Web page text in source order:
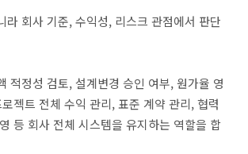
라 회사 기준, 수익성, 리스크 관점에서 판단
적정성 검토, 설계변경 승인 여부, 원가율 영
젝트 전체 수익 관리, 표준 계약 관리, 협력
등 회사 전체 시스템을 유지하는 역할을 합